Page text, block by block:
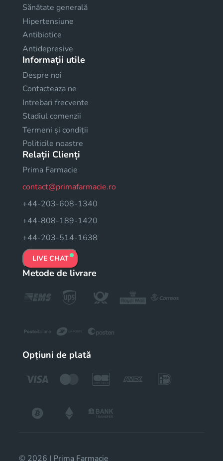
Sănătate generală
Hipertensiune
Antibiotice
Antidepresive
Informații utile
Despre noi
Contacteaza ne
Intrebari frecvente
Stadiul comenzii
Termeni și condiții
Politicile noastre
Relații Clienți
Prima Farmacie
contact@primafarmacie.ro
+44-203-608-1340
+44-808-189-1420
+44-203-514-1638
LIVE CHAT
Metode de livrare
Opțiuni de plată
© 2026 | Prima Farmacie